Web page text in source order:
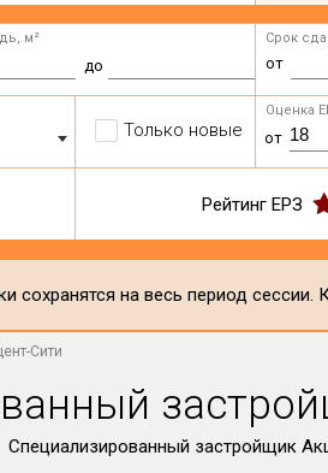
м²
до
Срок
от
Только новые
Оценка
от
Рейтинг ЕРЗ
сохранятся на весь период
Сити
Специализированный застройщик